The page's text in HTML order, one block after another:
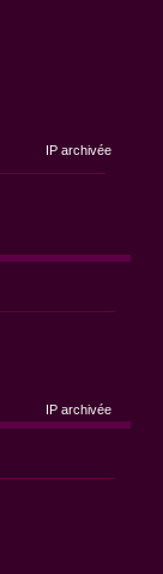
IP archivée
IP archivée